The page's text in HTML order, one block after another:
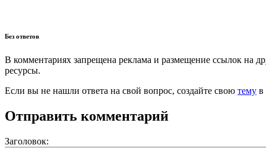
Без ответов
В комментариях запрещена реклама и размещение ссылок на
ресурсы.
Если вы не нашли ответа на свой вопрос, создайте свою тему в
Отправить комментарий
Заголовок: